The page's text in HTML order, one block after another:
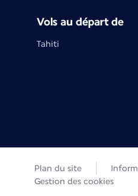
Vols au départ de
Tahiti
Plan du site
Gestion des cookies